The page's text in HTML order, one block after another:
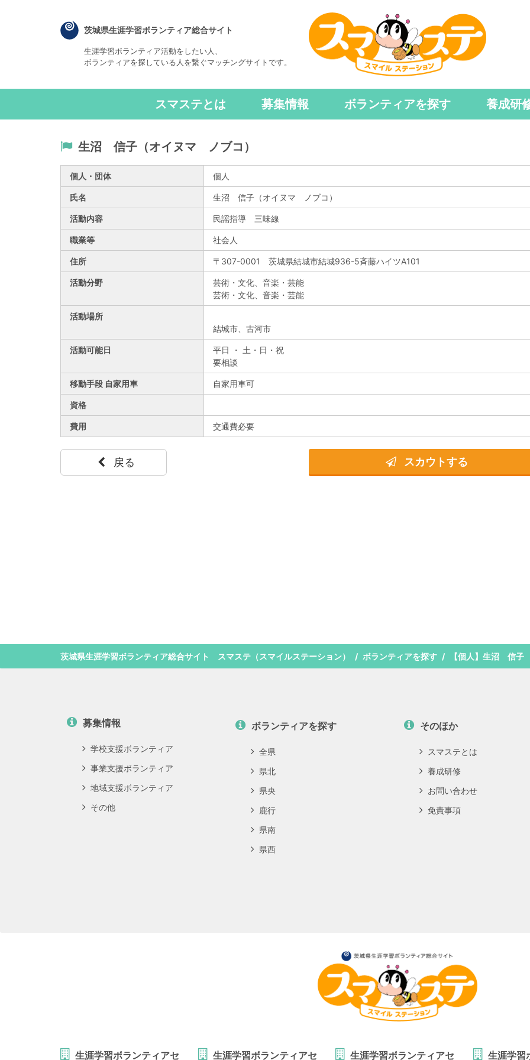
茨城県生涯学習ボランティア総合サイト
生涯学習ボランティア活動をしたい人、
ボランティアを探している人を繋ぐマッチングサイトです。
スマステとは 募集情報 ボランティアを探す 養成研
生沼 信子（オイヌマ ノブコ）
個人・団体 個人
氏名 生沼 信子（オイヌマ ノブコ）
活動内容 民謡指導 三味線
職業等 社会人
住所 〒307-0001 茨城県結城市結城936-5斉藤ハイツA101
活動分野
芸術・文化、音楽・芸能
芸術・文化、音楽・芸能
活動場所
結城市、古河市
活動可能日
平日 ・ 土・日・祝
要相談
移動手段 自家用車 自家用車可
資格
費用 交通費必要
戻る スカウトする
茨城県生涯学習ボランティア総合サイト スマステ（スマイルステーション） ボランティアを探す 【個人】生沼 信子
募集情報
学校支援ボランティア
事業支援ボランティア
地域支援ボランティア
その他
ボランティアを探す
全県
県北
県央
鹿行
県南
県西
そのほか
スマステとは
養成研修
お問い合わせ
免責事項
生涯学習ボランティアセ 生涯学習ボランティアセ 生涯学習ボランティアセ 生涯学習